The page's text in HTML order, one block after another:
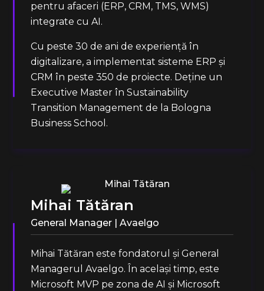
pentru afaceri (ERP, CRM, TMS, WMS)
integrate cu AI.
Cu peste 30 de ani de experiență în
digitalizare, a implementat sisteme ERP și
CRM în peste 350 de proiecte. Deține un
Executive Master în Sustainability
Transition Management de la Bologna
Business School.
Mihai Tătăran
General Manager | Avaelgo
Mihai Tătăran este fondatorul și General
Managerul Avaelgo. În același timp, este
Microsoft MVP pe zona de AI și Microsoft